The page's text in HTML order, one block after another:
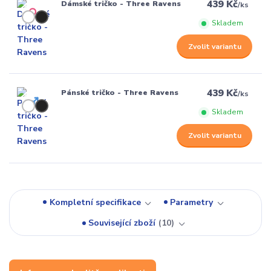
Dámské tričko - Three Ravens 439 Kč/ks
Skladem
Zvolit variantu
Pánské tričko - Three Ravens 439 Kč/ks
Skladem
Zvolit variantu
Kompletní specifikace
Parametry
Související zboží
10